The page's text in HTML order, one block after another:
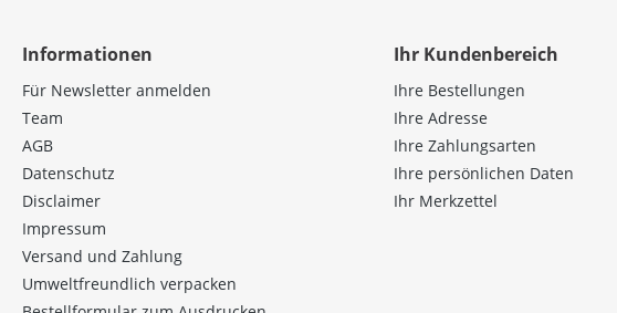
Informationen
Für Newsletter anmelden
Team
AGB
Datenschutz
Disclaimer
Impressum
Versand und Zahlung
Umweltfreundlich verpacken
Ihr Kundenbereich
Ihre Bestellungen
Ihre Adresse
Ihre Zahlungsarten
Ihre persönlichen Daten
Ihr Merkzettel